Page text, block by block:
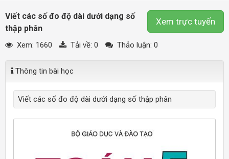
Xem trực tuyến
Viết các số đo độ dài dưới dạng số
thập phân
Xem: 1660 Tải về: 0 Thảo luận: 0
Thông tin bài học
Viết các số đo độ dài dưới dạng số thập phân